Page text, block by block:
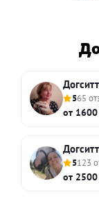
565
от
5123
от